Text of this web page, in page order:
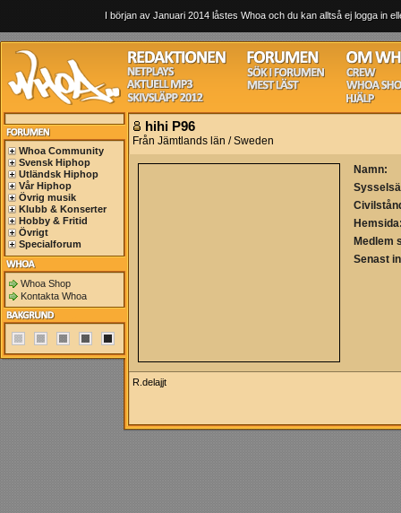
I början av Januari 2014 låstes Whoa och du kan alltså ej logga in
Whoa Community
Svensk Hiphop
Utländsk Hiphop
Vår Hiphop
Övrig musik
Klubb & Konserter
Hobby & Fritid
Övrigt
Specialforum
Whoa Shop
Kontakta Whoa
hihi P96
Från Jämtlands län / Sweden
Namn:
Medlem
Senast
R.delajjt